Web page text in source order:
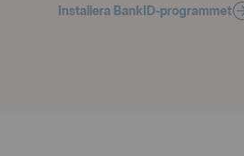
Installera BankID-programmet